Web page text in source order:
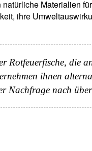
Materialien
ihre
Rotfeuerfische, die
ihnen
Nachfrage nach